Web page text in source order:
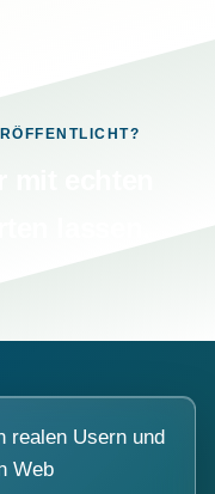
realen Usern und
Web